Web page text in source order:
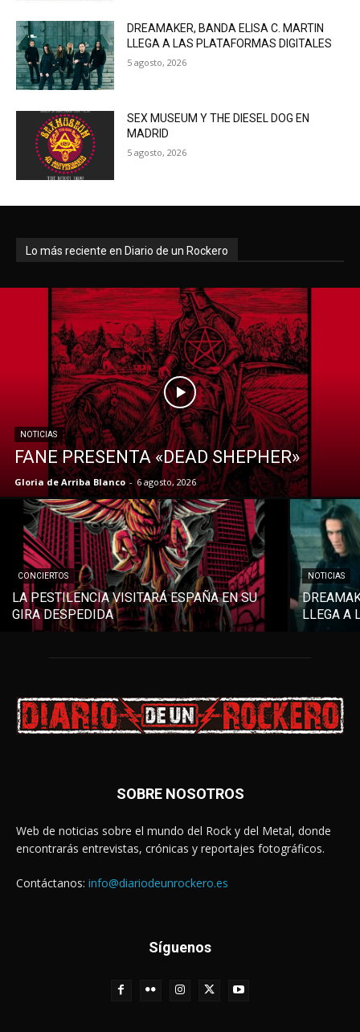
DREAMAKER, BANDA ELISA C. MARTIN
LLEGA A LAS PLATAFORMAS DIGITALES
5 agosto, 2026
SEX MUSEUM Y THE DIESEL DOG EN
MADRID
5 agosto, 2026
Lo más reciente en Diario de un Rockero
NOTICIAS
FANE PRESENTA «DEAD SHEPHER»
Gloria de Arriba Blanco - 6 agosto, 2026
CONCIERTOS
LA PESTILENCIA VISITARÁ ESPAÑA EN SU
GIRA DESPEDIDA
NOTICIAS
LLEGA A
SOBRE NOSOTROS
Web de noticias sobre el mundo del Rock y del Metal, donde
encontrarás entrevistas, crónicas y reportajes fotográficos.
Contáctanos: info@diariodeunrockero.es
Síguenos